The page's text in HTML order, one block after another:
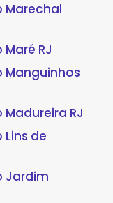
Marechal
RJ
Manguinhos
RJ
de
Jardim